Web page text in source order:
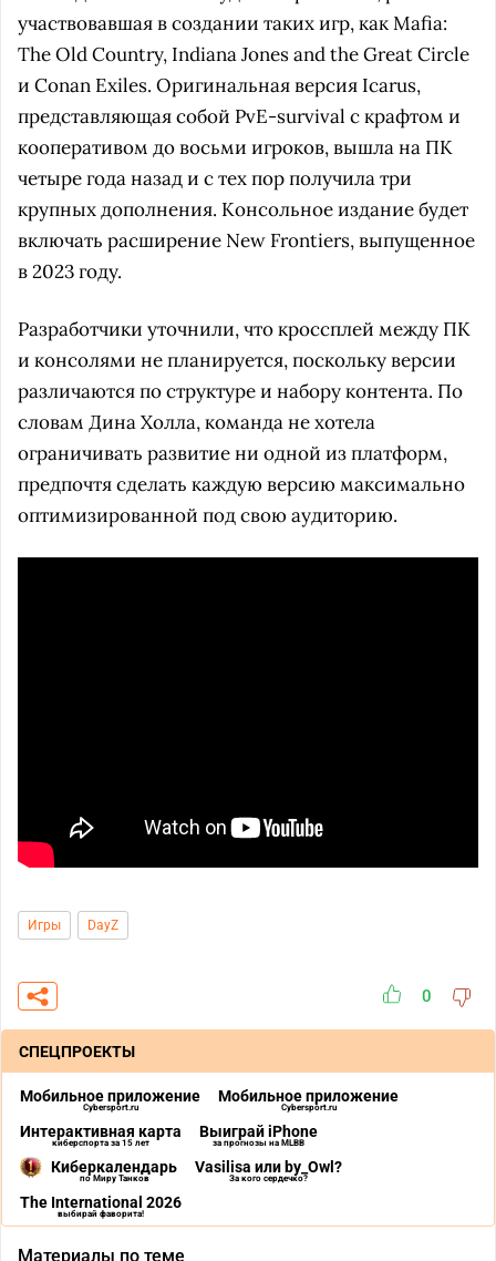
участвовавшая в создании таких игр, как Mafia:
The Old Country, Indiana Jones and the Great Circle
и Conan Exiles. Оригинальная версия Icarus,
представляющая собой PvE-survival с крафтом и
кооперативом до восьми игроков, вышла на ПК
четыре года назад и с тех пор получила три
крупных дополнения. Консольное издание будет
включать расширение New Frontiers, выпущенное
в 2023 году.
Разработчики уточнили, что кроссплей между ПК
и консолями не планируется, поскольку версии
различаются по структуре и набору контента. По
словам Дина Холла, команда не хотела
ограничивать развитие ни одной из платформ,
предпочтя сделать каждую версию максимально
оптимизированной под свою аудиторию.
Игры DayZ
0
СПЕЦПРОЕКТЫ
Мобильное приложение
Cybersport.ru
Мобильное приложение
Cybersport.ru
Интерактивная карта
киберспорта за 15 лет
Выиграй iPhone
за прогнозы на MLBB
Киберкалендарь
по Миру Танков
Vasilisa или by_Owl?
За кого сердечко?
The International 2026
выбирай фаворита!
Материалы по теме